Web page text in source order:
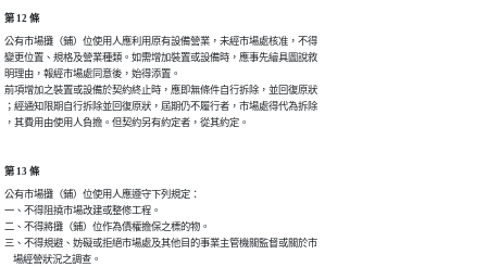
第 12 條
公有市場攤（鋪）位使用人應利用原有設備營業，未經市場處核准，不得
變更位置、規格及營業種類。如需增加裝置或設備時，應事先繪具圖說敘
明理由，報經市場處同意後，始得添置。
前項增加之裝置或設備於契約終止時，應即無條件自行拆除，並回復原狀
；經通知限期自行拆除並回復原狀，屆期仍不履行者，市場處得代為拆除
，其費用由使用人負擔。但契約另有約定者，從其約定。
第 13 條
公有市場攤（鋪）位使用人應遵守下列規定：
一、不得阻撓市場改建或整修工程。
二、不得將攤（鋪）位作為債權擔保之標的物。
三、不得規避、妨礙或拒絕市場處及其他目的事業主管機關監督或關於市
    場經營狀況之調查。